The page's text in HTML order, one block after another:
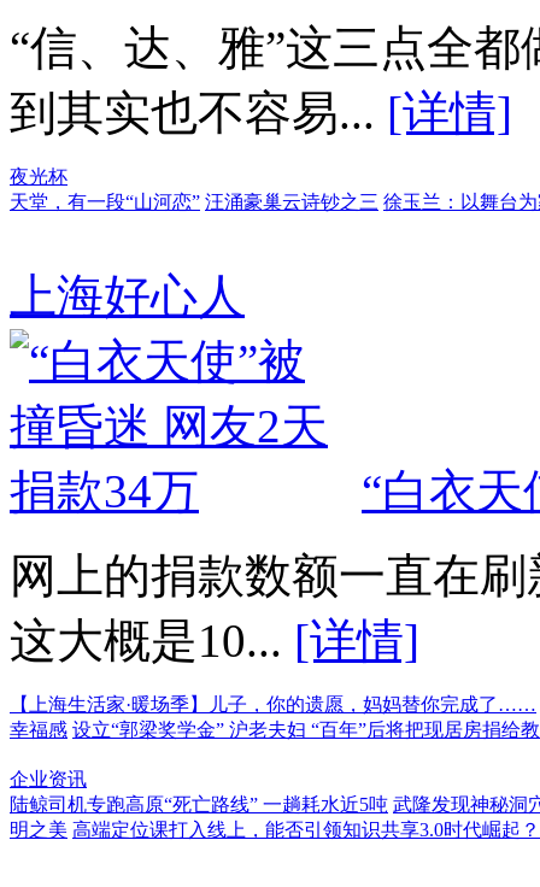
“信、达、雅”这三点全
到其实也不容易... [详情]
夜光杯
天堂，有一段“山河恋” 汪涌豪巢云诗钞之三 徐玉兰：以舞台
上海好心人
“白衣天
网上的捐款数额一直在
这大概是10... [详情]
【上海生活家·暖场季】儿子，你的遗愿，妈妈替你完成了……
幸福感 设立“郭梁奖学金” 沪老夫妇 “百年”后将把现居房捐给
企业资讯
陆鲸司机专跑高原“死亡路线” 一趟耗水近5吨 武隆发现神秘洞
明之美 高端定位课打入线上，能否引领知识共享3.0时代崛起？